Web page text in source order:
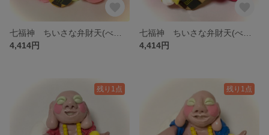
4,414円
4,414円
残り1点 残り1点